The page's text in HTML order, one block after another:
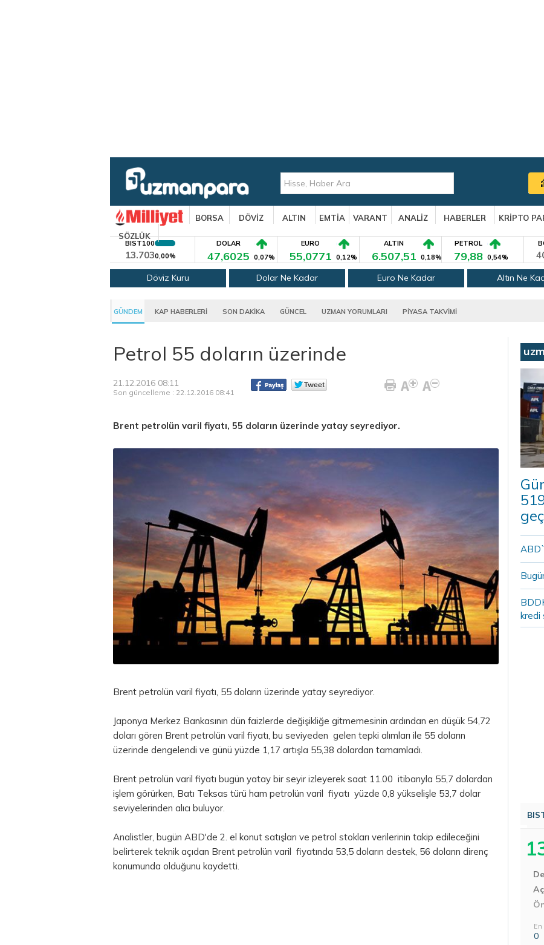
BORSA DÖVİZ ALTIN EMTİA VARANT ANALİZ HABERLER KRİPTO
SÖZLÜK
BIST100
13.7030,00%
DOLAR
47,6025 0,07%
EURO
55,0771 0,12%
ALTIN
6.507,51 0,18%
PETROL
79,88 0,54%
Döviz Kuru Dolar Ne Kadar Euro Ne Kadar Altın Ne
GÜNDEM KAP HABERLERİ SON DAKİKA GÜNCEL UZMAN YORUMLARI PİYASA TAKVİMİ
Petrol 55 doların üzerinde
21.12.2016 08:11
Son güncelleme : 22.12.2016 08:41
Brent petrolün varil fiyatı, 55 doların üzerinde yatay seyrediyor.
Brent petrolün varil fiyatı, 55 doların üzerinde yatay seyrediyor.
Japonya Merkez Bankasının dün faizlerde değişikliğe gitmemesinin ardından en düşük 54,72
doları gören Brent petrolün varil fiyatı, bu seviyeden gelen tepki alımları ile 55 doların
üzerinde dengelendi ve günü yüzde 1,17 artışla 55,38 dolardan tamamladı.
Brent petrolün varil fiyatı bugün yatay bir seyir izleyerek saat 11.00 itibarıyla 55,7 dolardan
işlem görürken, Batı Teksas türü ham petrolün varil fiyatı yüzde 0,8 yükselişle 53,7 dolar
seviyelerinden alıcı buluyor.
Analistler, bugün ABD'de 2. el konut satışları ve petrol stokları verilerinin takip edileceğini
belirterek teknik açıdan Brent petrolün varil fiyatında 53,5 doların destek, 56 doların direnç
konumunda olduğunu kaydetti.
kredi
En
0